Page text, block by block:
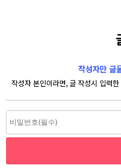
작성자만 글
작성자 본인이라면, 글 작성시 입력